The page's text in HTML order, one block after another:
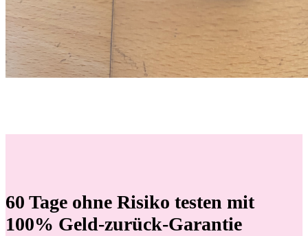
60 Tage ohne Risiko testen mit
100% Geld-zurück-Garantie